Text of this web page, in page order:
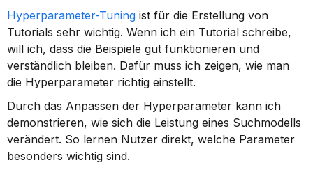
Hyperparameter-Tuning ist für die Erstellung von
Tutorials sehr wichtig. Wenn ich ein Tutorial schreibe,
will ich, dass die Beispiele gut funktionieren und
verständlich bleiben. Dafür muss ich zeigen, wie man
die Hyperparameter richtig einstellt.
Durch das Anpassen der Hyperparameter kann ich
demonstrieren, wie sich die Leistung eines Suchmodells
verändert. So lernen Nutzer direkt, welche Parameter
besonders wichtig sind.